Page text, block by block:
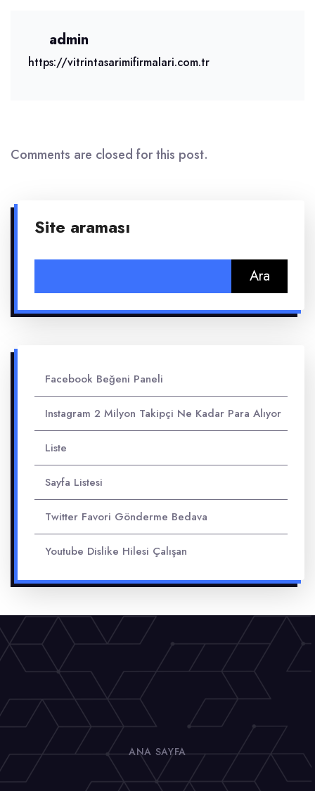
admin
https://vitrintasarimifirmalari.com.tr
Comments are closed for this post.
Site araması
Facebook Beğeni Paneli
Instagram 2 Milyon Takipçi Ne Kadar Para Alıyor
Liste
Sayfa Listesi
Twitter Favori Gönderme Bedava
Youtube Dislike Hilesi Çalışan
ANA SAYFA